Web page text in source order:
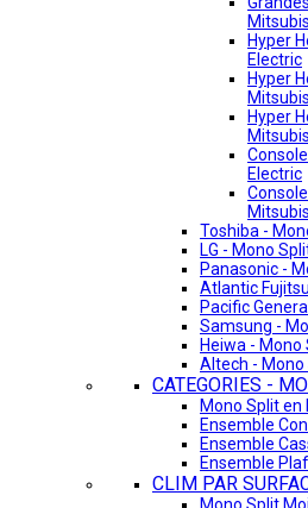
Hyper
Electric
Hyper
Hyper
Electric
Toshiba -
LG - Mono
Panasonic -
Atlantic
Pacific
Samsung -
Heiwa - Mono
Altech - Mono
CATEGORIES -
Mono Split en
Ensemble
Ensemble
Ensemble
CLIM PAR